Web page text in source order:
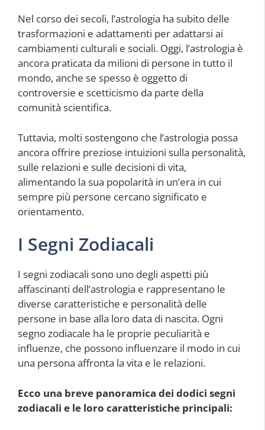
Nel corso dei secoli, l’astrologia ha subito delle
trasformazioni e adattamenti per adattarsi ai
cambiamenti culturali e sociali. Oggi, l’astrologia è
ancora praticata da milioni di persone in tutto il
mondo, anche se spesso è oggetto di
controversie e scetticismo da parte della
comunità scientifica.
Tuttavia, molti sostengono che l’astrologia possa
ancora offrire preziose intuizioni sulla personalità,
sulle relazioni e sulle decisioni di vita,
alimentando la sua popolarità in un’era in cui
sempre più persone cercano significato e
orientamento.
I Segni Zodiacali
I segni zodiacali sono uno degli aspetti più
affascinanti dell’astrologia e rappresentano le
diverse caratteristiche e personalità delle
persone in base alla loro data di nascita. Ogni
segno zodiacale ha le proprie peculiarità e
influenze, che possono influenzare il modo in cui
una persona affronta la vita e le relazioni.
Ecco una breve panoramica dei dodici segni
zodiacali e le loro caratteristiche principali: